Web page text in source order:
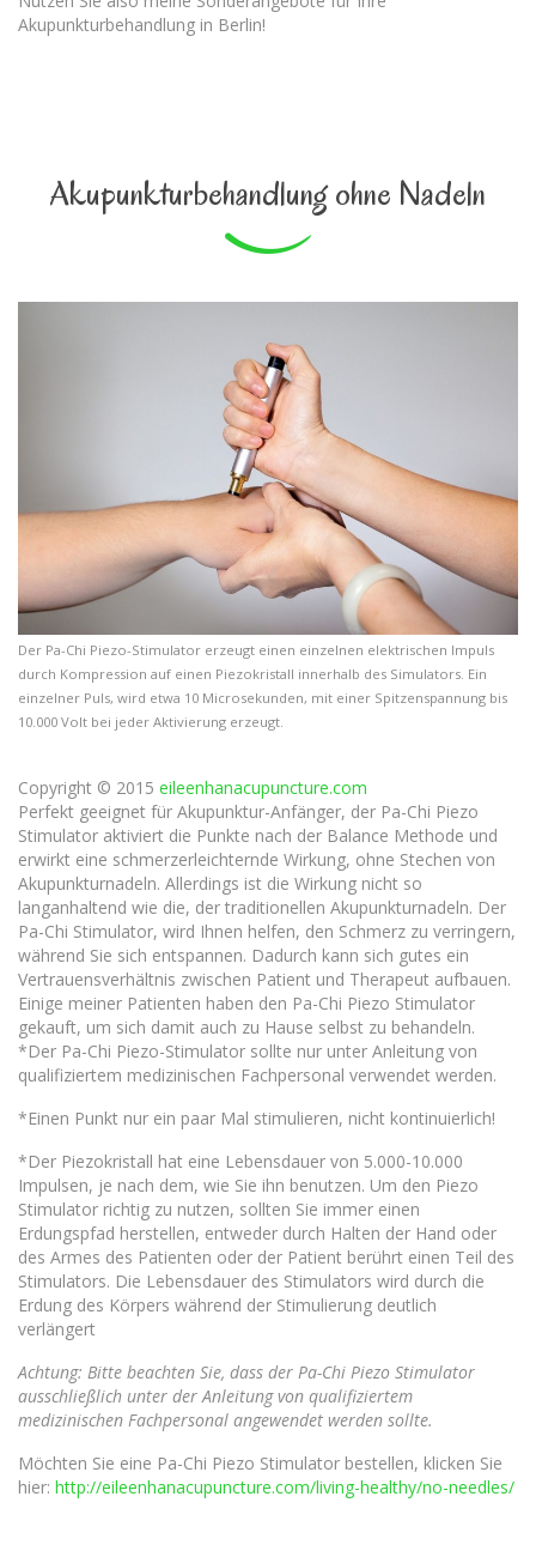
Akupunkturbehandlung in Berlin!
Akupunkturbehandlung ohne Nadeln
Der Pa-Chi Piezo-Stimulator erzeugt einen einzelnen elektrischen Impuls
durch Kompression auf einen Piezokristall innerhalb des Simulators. Ein
einzelner Puls, wird etwa 10 Microsekunden, mit einer Spitzenspannung bis
10.000 Volt bei jeder Aktivierung erzeugt.
Copyright © 2015 eileenhanacupuncture.com
Perfekt geeignet für Akupunktur-Anfänger, der Pa-Chi Piezo
Stimulator aktiviert die Punkte nach der Balance Methode und
erwirkt eine schmerzerleichternde Wirkung, ohne Stechen von
Akupunkturnadeln. Allerdings ist die Wirkung nicht so
langanhaltend wie die, der traditionellen Akupunkturnadeln. Der
Pa-Chi Stimulator, wird Ihnen helfen, den Schmerz zu verringern,
während Sie sich entspannen. Dadurch kann sich gutes ein
Vertrauensverhältnis zwischen Patient und Therapeut aufbauen.
Einige meiner Patienten haben den Pa-Chi Piezo Stimulator
gekauft, um sich damit auch zu Hause selbst zu behandeln.
*Der Pa-Chi Piezo-Stimulator sollte nur unter Anleitung von
qualifiziertem medizinischen Fachpersonal verwendet werden.
*Einen Punkt nur ein paar Mal stimulieren, nicht kontinuierlich!
*Der Piezokristall hat eine Lebensdauer von 5.000-10.000
Impulsen, je nach dem, wie Sie ihn benutzen. Um den Piezo
Stimulator richtig zu nutzen, sollten Sie immer einen
Erdungspfad herstellen, entweder durch Halten der Hand oder
des Armes des Patienten oder der Patient berührt einen Teil des
Stimulators. Die Lebensdauer des Stimulators wird durch die
Erdung des Körpers während der Stimulierung deutlich
verlängert
Achtung: Bitte beachten Sie, dass der Pa-Chi Piezo Stimulator
ausschließlich unter der Anleitung von qualifiziertem
medizinischen Fachpersonal angewendet werden sollte.
Möchten Sie eine Pa-Chi Piezo Stimulator bestellen, klicken Sie
hier: http://eileenhanacupuncture.com/living-healthy/no-needles/